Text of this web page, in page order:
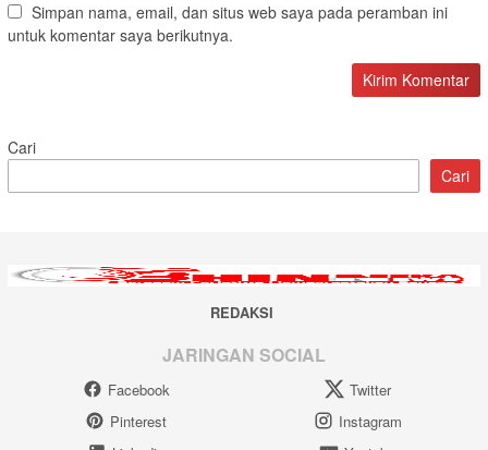
Simpan nama, email, dan situs web saya pada peramban ini
untuk komentar saya berikutnya.
Cari
Cari
REDAKSI
JARINGAN SOCIAL
Facebook
Twitter
Pinterest
Instagram